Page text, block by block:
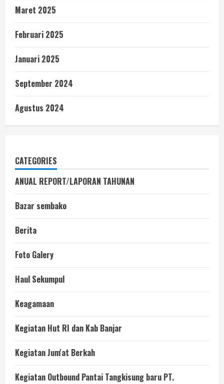
Maret 2025
Februari 2025
Januari 2025
September 2024
Agustus 2024
CATEGORIES
ANUAL REPORT/LAPORAN TAHUNAN
Bazar sembako
Berita
Foto Galery
Haul Sekumpul
Keagamaan
Kegiatan Hut RI dan Kab Banjar
Kegiatan Jum'at Berkah
Kegiatan Outbound Pantai Tangkisung baru PT.